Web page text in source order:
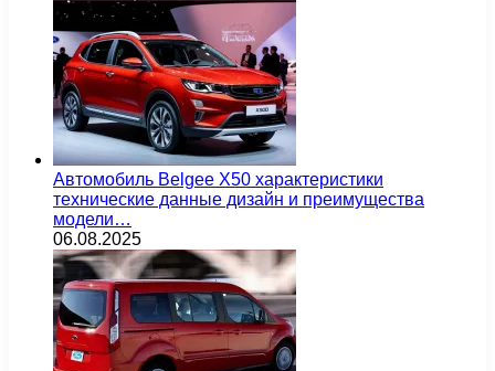
Автомобиль Belgee X50 характеристики
технические данные дизайн и преимущества
модели…
06.08.2025